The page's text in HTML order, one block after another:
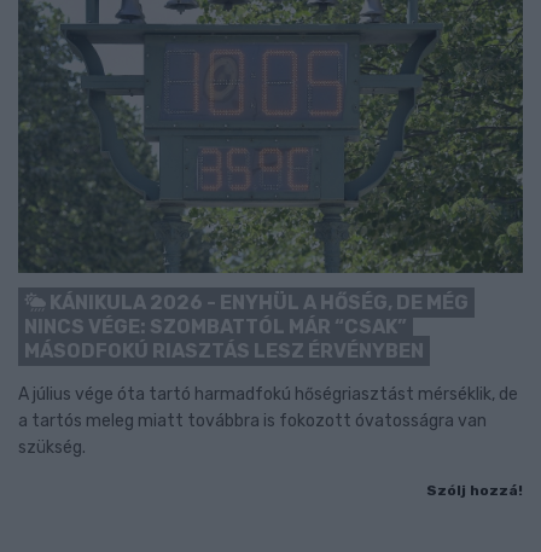
KÁNIKULA 2026 - ENYHÜL A HŐSÉG, DE MÉG
NINCS VÉGE: SZOMBATTÓL MÁR “CSAK”
MÁSODFOKÚ RIASZTÁS LESZ ÉRVÉNYBEN
A július vége óta tartó harmadfokú hőségriasztást mérséklik, de
a tartós meleg miatt továbbra is fokozott óvatosságra van
szükség.
Szólj hozzá!